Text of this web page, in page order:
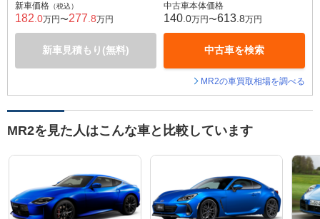
新車価格 （税込）
182 .0万円〜277 .8万円
新車見積もり(無料)
中古車本体価格
140 .0万円〜613 .8万円
中古車を検索
MR2の車買取相場を調べる
MR2を見た人はこんな車と比較しています